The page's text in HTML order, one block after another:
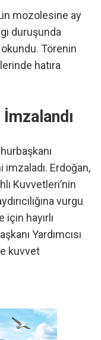
mozolesine ay
duruşunda
Törenin
hatıra
imzaladı. Erdoğan,
Kuvvetleri’nin
vurgu
için hayırlı
Yardımcısı
kuvvet